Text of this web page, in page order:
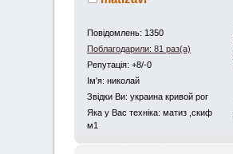
Повідомлень: 1350
Поблагодарили: 81 раз(а)
Репутація: +8/-0
Iм'я: николай
Звідки Ви: украина кривой рог
Яка у Вас техніка: матиз ,скиф
м1